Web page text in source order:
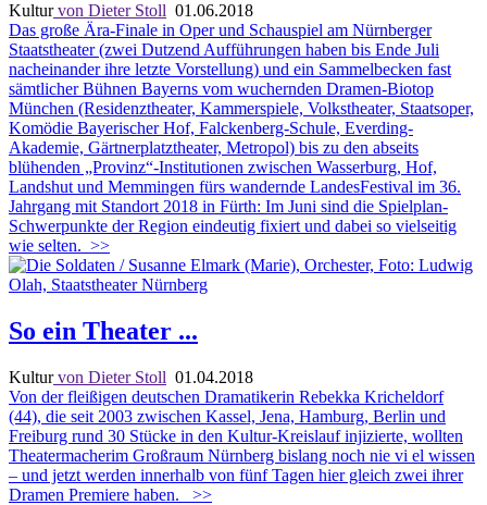
Kulturvon Dieter Stoll 01.06.2018
Das große Ära-Finale in Oper und Schauspiel am Nürnberger
Staatstheater (zwei Dutzend Aufführungen haben bis Ende Juli
nacheinander ihre letzte Vorstellung) und ein Sammelbecken fast
sämtlicher Bühnen Bayerns vom wuchernden Dramen-Biotop
München (Residenztheater, Kammerspiele, Volkstheater, Staatsoper,
Komödie Bayerischer Hof, Falckenberg-Schule, Everding-
Akademie, Gärtnerplatztheater, Metropol) bis zu den abseits
blühenden „Provinz“-Institutionen zwischen Wasserburg, Hof,
Landshut und Memmingen fürs wandernde LandesFestival im 36.
Jahrgang mit Standort 2018 in Fürth: Im Juni sind die Spielplan-
Schwerpunkte der Region eindeutig fixiert und dabei so vielseitig
wie selten. >>
So ein Theater ...
Kulturvon Dieter Stoll 01.04.2018
Von der fleißigen deutschen Dramatikerin Rebekka Kricheldorf
(44), die seit 2003 zwischen Kassel, Jena, Hamburg, Berlin und
Freiburg rund 30 Stücke in den Kultur-Kreislauf injizierte, wollten
Theatermacherim Großraum Nürnberg bislang noch nie vi el wissen
– und jetzt werden innerhalb von fünf Tagen hier gleich zwei ihrer
Dramen Premiere haben.
>>